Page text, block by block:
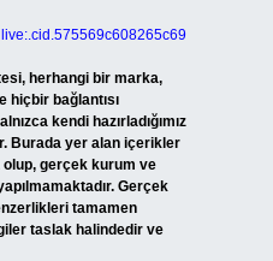
herhangi bir marka,
hiçbir bağlantısı
kendi hazırladığımız
Burada yer alan içerikler
olup, gerçek kurum ve
Gerçek
tamamen
taslak halindedir ve